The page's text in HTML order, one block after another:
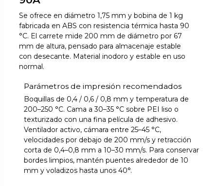
Se ofrece en diámetro 1,75 mm y bobina de 1 kg
fabricada en ABS con resistencia térmica hasta 90
°C. El carrete mide 200 mm de diámetro por 67
mm de altura, pensado para almacenaje estable
con desecante. Material inodoro y estable en uso
normal.
Parámetros de impresión recomendados
Boquillas de 0,4 / 0,6 / 0,8 mm y temperatura de
200–250 °C. Cama a 30–35 °C sobre PEI liso o
texturizado con una fina película de adhesivo.
Ventilador activo, cámara entre 25–45 °C,
velocidades por debajo de 200 mm/s y retracción
corta de 0,4–0,8 mm a 10–30 mm/s. Para conservar
bordes limpios, mantén puentes alrededor de 10
mm y voladizos hasta unos 40°.